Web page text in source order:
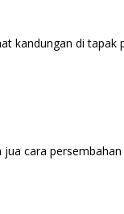
kandungan di tapak
cara